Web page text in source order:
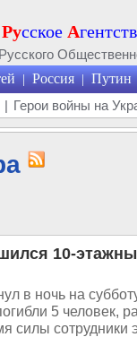
Русское А
| Россия | Путин
| Герои войны на
10-
в ночь на
5 человек,
силы сотрудники